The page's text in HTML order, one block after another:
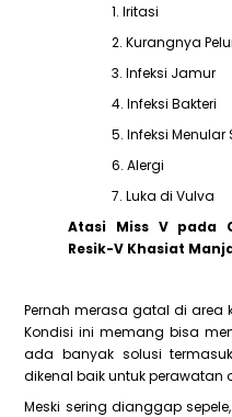
1. Iritasi
2. Kurangnya
3. Infeksi Jamur
4. Infeksi Bakteri
5. Infeksi Menular
6. Alergi
7. Luka di Vulva
Atasi Miss V pada
Resik-V Khasiat
Pernah merasa gatal di area
Kondisi ini memang bisa
ada banyak solusi
dikenal baik untuk perawatan
Meski sering dianggap